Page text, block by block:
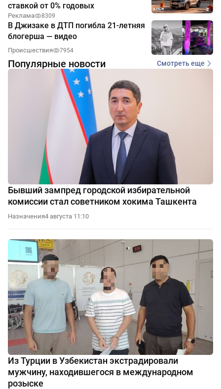
ставкой от 0% годовых
Реклама 8309
В Джизаке в ДТП погибла 21-летняя
блогерша — видео
Происшествия 7954
Популярные новости Смотреть еще
Бывший зампред городской избирательной
комиссии стал советником хокима Ташкента
Назначения4 августа 11:10
Из Турции в Узбекистан экстрадировали
мужчину, находившегося в международном
розыске